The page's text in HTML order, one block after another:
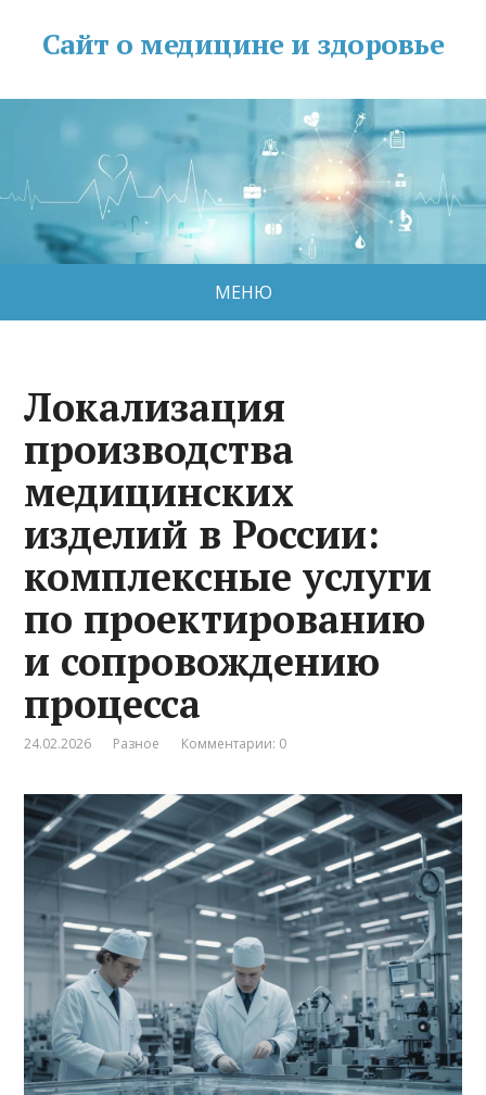
Сайт о медицине и здоровье
МЕНЮ
Локализация
производства
медицинских
изделий в России:
комплексные услуги
по проектированию
и сопровождению
процесса
24.02.2026 Разное Комментарии: 0